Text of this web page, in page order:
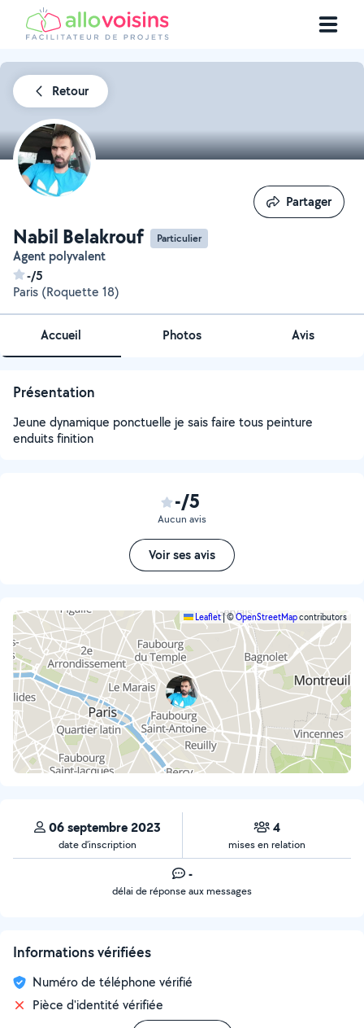
Retour
Nabil Belakrouf Particulier
Agent polyvalent
-/5
Paris (Roquette 18)
Partager
Partager
Accueil Photos Avis
Présentation
Jeune dynamique ponctuelle je sais faire tous peinture
enduits finition
-/5
Aucun avis
Voir ses avis
Leaflet |©OpenStreetMapcontributors
06 septembre 2023
date d’inscription
4
mises en relation
-
délai de réponse aux messages
Informations vérifiées
Numéro de téléphone vérifié
Pièce d'identité vérifiée